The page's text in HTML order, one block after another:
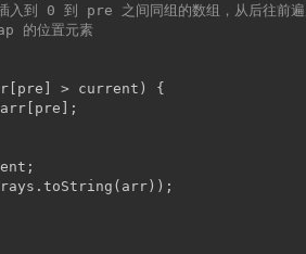
到 0 到 pre 之间同组的数组，从后往前遍
位置元素
> current) {